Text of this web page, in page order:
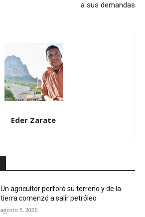
a sus demandas
Eder Zarate
Un agricultor perforó su terreno y de la
tierra comenzó a salir petróleo
agosto 5, 2026